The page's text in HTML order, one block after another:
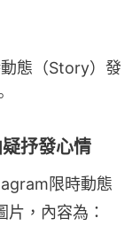
態（Story）發
抒發心情
限時動態
，內容為：